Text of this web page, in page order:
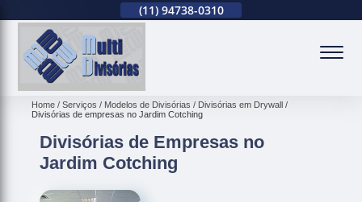
(11) 94738-0310
Home Serviços Modelos de Divisórias
Divisórias em Drywall
Divisórias de empresas no Jardim Cotching
Divisórias de Empresas no
Jardim Cotching